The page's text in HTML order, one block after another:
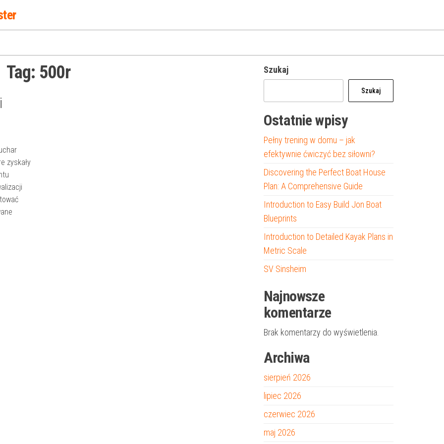
Tag: 500r
zyskały
Szukaj
Szukaj
Ostatnie wpisy
Pełny trening w domu – jak
efektywnie ćwiczyć bez siłowni?
Discovering the Perfect Boat House
Plan: A Comprehensive Guide
Introduction to Easy Build Jon Boat
Blueprints
Introduction to Detailed Kayak Plans in
Metric Scale
SV Sinsheim
Najnowsze
komentarze
Brak komentarzy do wyświetlenia.
Archiwa
sierpień 2026
lipiec 2026
czerwiec 2026
maj 2026